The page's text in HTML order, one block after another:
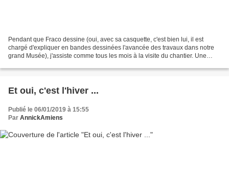
Pendant que Fraco dessine (oui, avec sa casquette, c'est bien lui, il est
chargé d'expliquer en bandes dessinées l'avancée des travaux dans notre
grand Musée), j'assiste comme tous les mois à la visite du chantier. Une
Et oui, c'est l'hiver ...
Publié le 06/01/2019 à 15:55
Par AnnickAmiens